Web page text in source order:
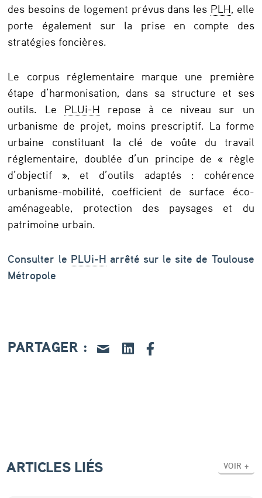
des besoins de logement prévus dans les PLH, elle
porte également sur la prise en compte des
stratégies foncières.
Le corpus réglementaire marque une première
étape d’harmonisation, dans sa structure et ses
outils. Le PLUi-H repose à ce niveau sur un
urbanisme de projet, moins prescriptif. La forme
urbaine constituant la clé de voûte du travail
réglementaire, doublée d’un principe de « règle
d’objectif », et d’outils adaptés : cohérence
urbanisme-mobilité, coefficient de surface éco-
aménageable, protection des paysages et du
patrimoine urbain.
Consulter le PLUi-H arrêté sur le site de Toulouse
Métropole
PARTAGER :
ARTICLES LIÉS VOIR +